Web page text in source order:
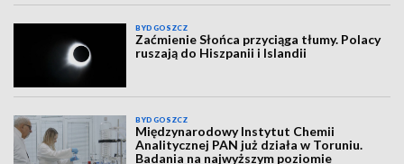
BYDGOSZCZ
Zaćmienie Słońca przyciąga tłumy. Polacy
ruszają do Hiszpanii i Islandii
BYDGOSZCZ
Międzynarodowy Instytut Chemii
Analitycznej PAN już działa w Toruniu.
Badania na najwyższym poziomie